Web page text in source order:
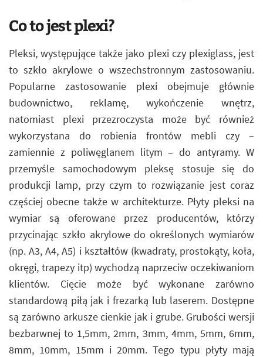
Co to jest plexi?
Pleksi, występujące także jako plexi czy plexiglass, jest
to szkło akrylowe o wszechstronnym zastosowaniu.
Popularne zastosowanie plexi obejmuje głównie
budownictwo, reklamę, wykończenie wnętrz,
natomiast plexi przezroczysta może być również
wykorzystana do robienia frontów mebli czy –
zamiennie z poliwęglanem litym – do antyramy. W
przemyśle samochodowym pleksę stosuje się do
produkcji lamp, przy czym to rozwiązanie jest coraz
częściej obecne także w architekturze. Płyty pleksi na
wymiar są oferowane przez producentów, którzy
przycinając szkło akrylowe do określonych wymiarów
(np. A3, A4, A5) i kształtów (kwadraty, prostokąty, koła,
okręgi, trapezy itp) wychodzą naprzeciw oczekiwaniom
klientów. Cięcie może być wykonane zarówno
standardową piłą jak i frezarką lub laserem. Dostępne
są zarówno arkusze cienkie jak i grube. Grubości wersji
bezbarwnej to 1,5mm, 2mm, 3mm, 4mm, 5mm, 6mm,
8mm, 10mm, 15mm i 20mm. Tego typu płyty mają